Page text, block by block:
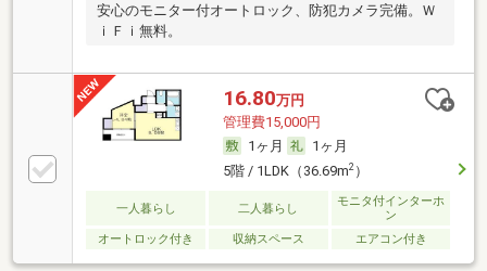
安心のモニター付オートロック、防犯カメラ完備。Ｗ
ｉＦｉ無料。
16.80万円
管理費15,000円
1ヶ月
1ヶ月
5階 / 1LDK（36.69m2）
一人暮らし 二人暮らし
モニタ付インターホ
ン
オートロック付き
収納スペース エアコン付き